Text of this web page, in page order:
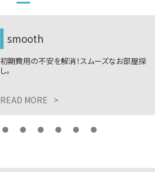
smooth
初期費用の不安を解消！スムーズなお部屋探
し。
READ MORE >